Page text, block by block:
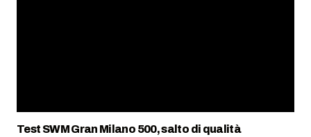
Test SWM Gran Milano 500, salto di qualità